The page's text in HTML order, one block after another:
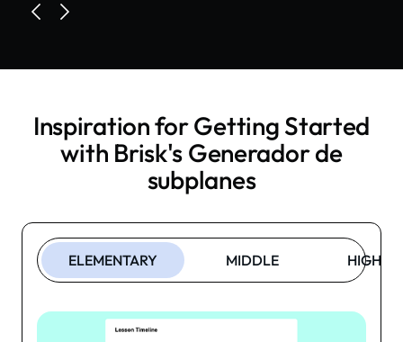
Inspiration for Getting Started
with Brisk's Generador de
subplanes
ELEMENTARY MIDDLE HIGH